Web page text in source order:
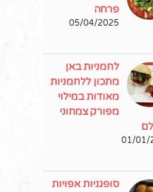
פרחה
05/04/2025
לחמניות באן
מתכון ללחמניות
מאודות במילוי
מפורק צמחוני
01/01/
סופגניות אפויות